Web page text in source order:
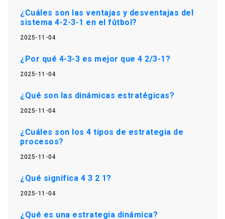
¿Cuáles son las ventajas y desventajas del
sistema 4-2-3-1 en el fútbol?
2025-11-04
¿Por qué 4-3-3 es mejor que 4 2/3-1?
2025-11-04
¿Qué son las dinámicas estratégicas?
2025-11-04
¿Cuáles son los 4 tipos de estrategia de
procesos?
2025-11-04
¿Qué significa 4 3 2 1?
2025-11-04
¿Qué es una estrategia dinámica?